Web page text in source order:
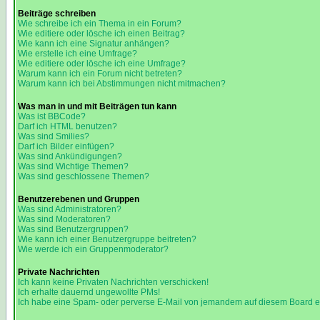
Beiträge schreiben
Wie schreibe ich ein Thema in ein Forum?
Wie editiere oder lösche ich einen Beitrag?
Wie kann ich eine Signatur anhängen?
Wie erstelle ich eine Umfrage?
Wie editiere oder lösche ich eine Umfrage?
Warum kann ich ein Forum nicht betreten?
Warum kann ich bei Abstimmungen nicht mitmachen?
Was man in und mit Beiträgen tun kann
Was ist BBCode?
Darf ich HTML benutzen?
Was sind Smilies?
Darf ich Bilder einfügen?
Was sind Ankündigungen?
Was sind Wichtige Themen?
Was sind geschlossene Themen?
Benutzerebenen und Gruppen
Was sind Administratoren?
Was sind Moderatoren?
Was sind Benutzergruppen?
Wie kann ich einer Benutzergruppe beitreten?
Wie werde ich ein Gruppenmoderator?
Private Nachrichten
Ich kann keine Privaten Nachrichten verschicken!
Ich erhalte dauernd ungewollte PMs!
Ich habe eine Spam- oder perverse E-Mail von jemandem auf diesem Board